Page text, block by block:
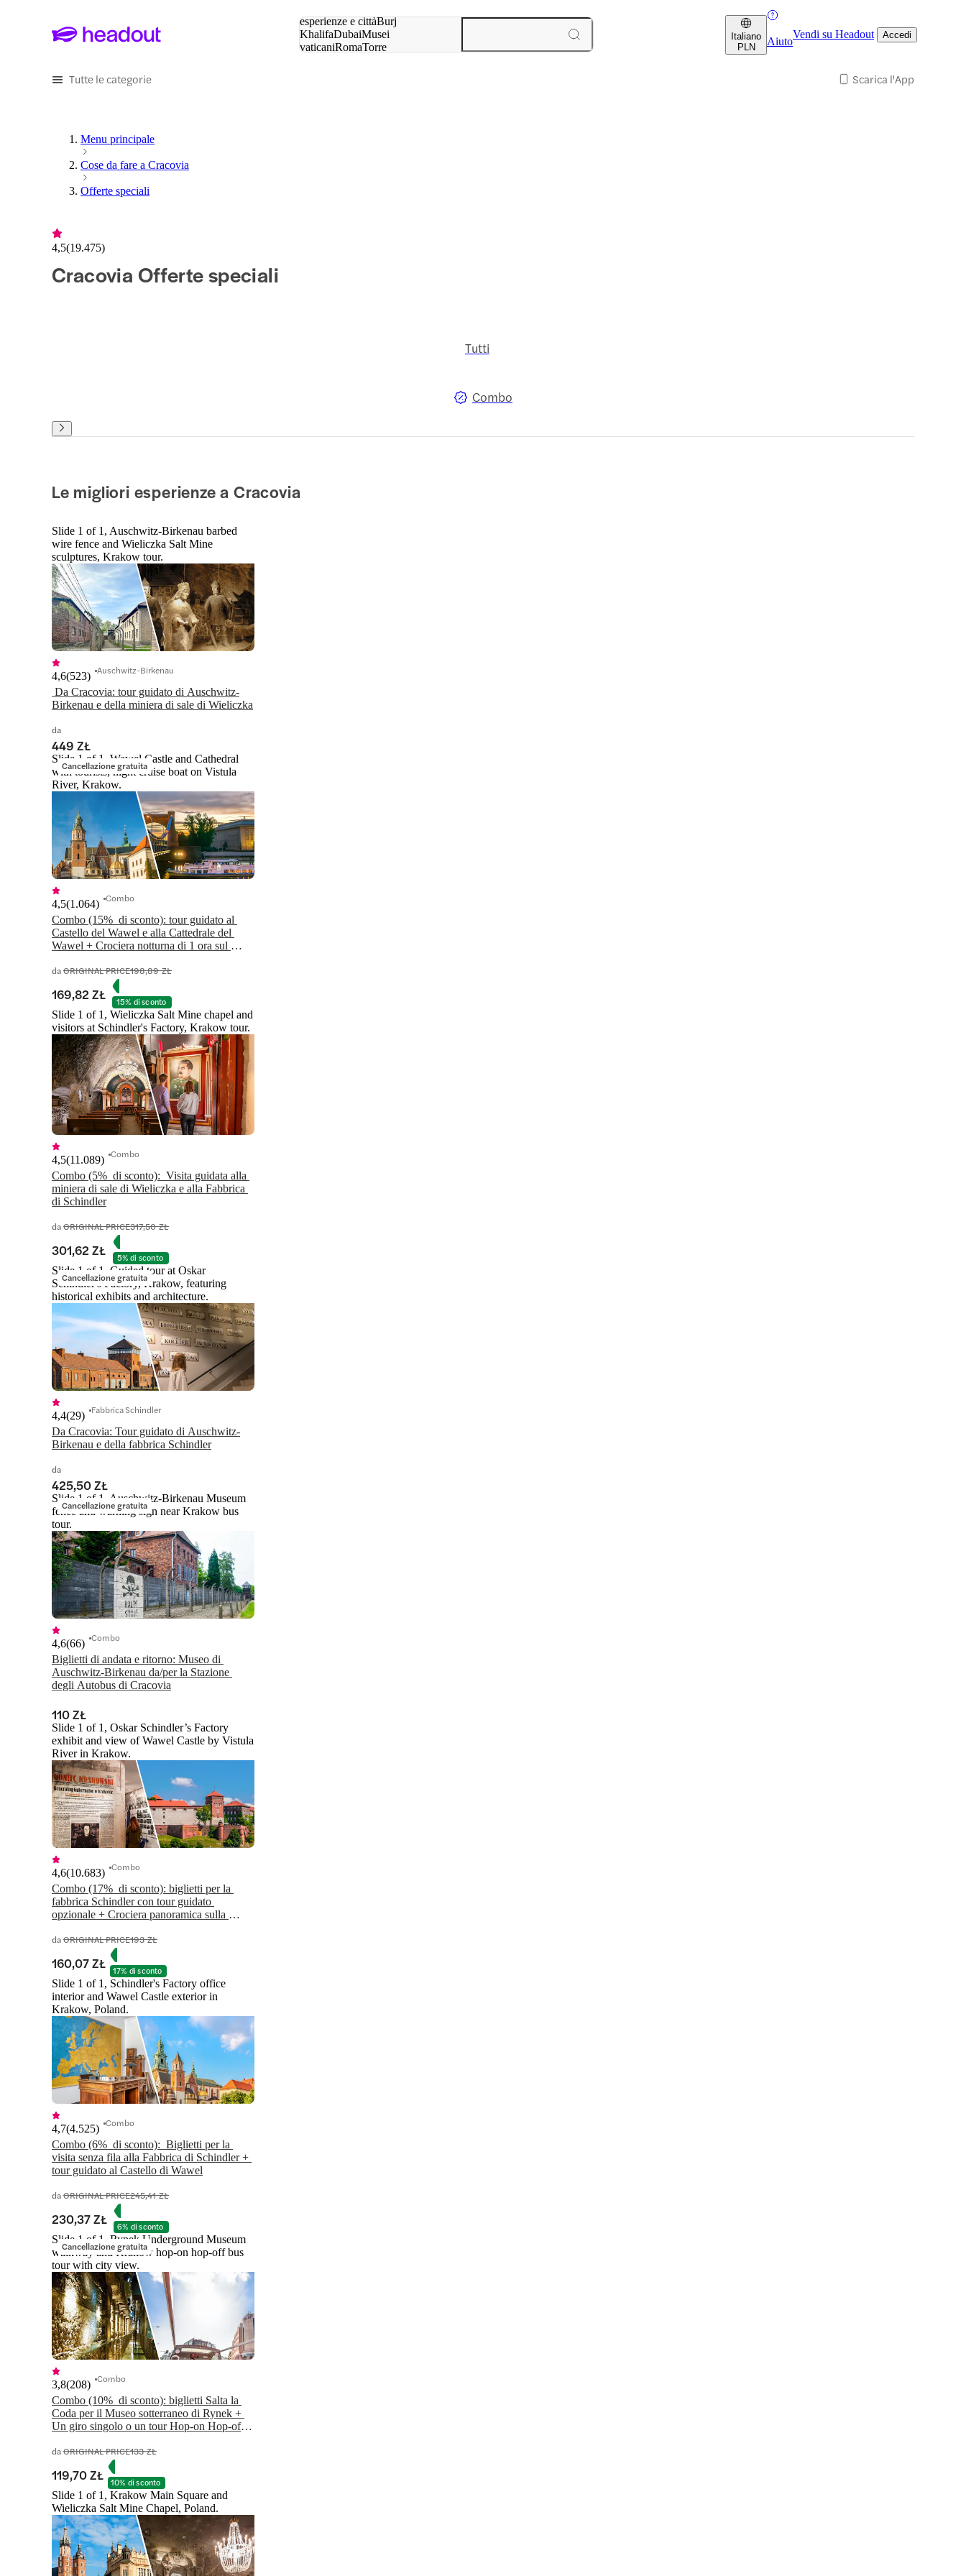
esperienze e cittàBurj
KhalifaDubaiMusei
vaticaniRomaTorre
Italiano
PLN
Aiuto
Vendi su Headout Accedi
Tutte le categorie Scarica l'App
Menu principale
Cose da fare a Cracovia
Offerte speciali
4,5(19.475)
Cracovia Offerte speciali
Tutti
Combo
Le migliori esperienze a Cracovia
Slide 1 of 1, Auschwitz-Birkenau barbed
wire fence and Wieliczka Salt Mine
sculptures, Krakow tour.
Da Cracovia: tour guidato di Auschwitz-
4,6(523) Auschwitz-Birkenau
da
449 ZŁ
Cancellazione gratuita
Slide 1 of 1, Wawel Castle and Cathedral
with tourists; night cruise boat on Vistula
River, Krakow.
Combo (15%  di sconto): tour guidato al
Castello del Wawel e alla Cattedrale del
Wawel + Crociera notturna di 1 ora sul
4,5(1.064) Combo
daORIGINAL PRICE198,89 ZŁ
169,82 ZŁ 15% di sconto
Slide 1 of 1, Wieliczka Salt Mine chapel and
visitors at Schindler's Factory, Krakow tour.
Combo (5%  di sconto):  Visita guidata alla
miniera di sale di Wieliczka e alla Fabbrica
di Schindler
4,5(11.089) Combo
daORIGINAL PRICE317,50 ZŁ
301,62 ZŁ 5% di sconto
Cancellazione gratuita
Slide 1 of 1, Guided tour at Oskar
Schindler's Factory, Krakow, featuring
historical exhibits and architecture.
Da Cracovia: Tour guidato di Auschwitz-
Birkenau e della fabbrica Schindler
4,4(29) Fabbrica Schindler
da
425,50 ZŁ
Cancellazione gratuita
Slide 1 of 1, Auschwitz-Birkenau Museum
fence and warning sign near Krakow bus
tour.
Biglietti di andata e ritorno: Museo di
Auschwitz-Birkenau da/per la Stazione
degli Autobus di Cracovia
4,6(66) Combo
110 ZŁ
Slide 1 of 1, Oskar Schindler’s Factory
exhibit and view of Wawel Castle by Vistula
River in Krakow.
Combo (17%  di sconto): biglietti per la
fabbrica Schindler con tour guidato
opzionale + Crociera panoramica sulla
4,6(10.683) Combo
daORIGINAL PRICE193 ZŁ
160,07 ZŁ 17% di sconto
Slide 1 of 1, Schindler's Factory office
interior and Wawel Castle exterior in
Krakow, Poland.
Combo (6%  di sconto):  Biglietti per la
visita senza fila alla Fabbrica di Schindler +
tour guidato al Castello di Wawel
4,7(4.525) Combo
daORIGINAL PRICE245,41 ZŁ
230,37 ZŁ 6% di sconto
Cancellazione gratuita
Slide 1 of 1, Rynek Underground Museum
walkway and Kraków hop-on hop-off bus
tour with city view.
Combo (10%  di sconto): biglietti Salta la
Coda per il Museo sotterraneo di Rynek +
Un giro singolo o un tour Hop-on Hop-off
3,8(208) Combo
daORIGINAL PRICE133 ZŁ
119,70 ZŁ 10% di sconto
Slide 1 of 1, Krakow Main Square and
Wieliczka Salt Mine Chapel, Poland.